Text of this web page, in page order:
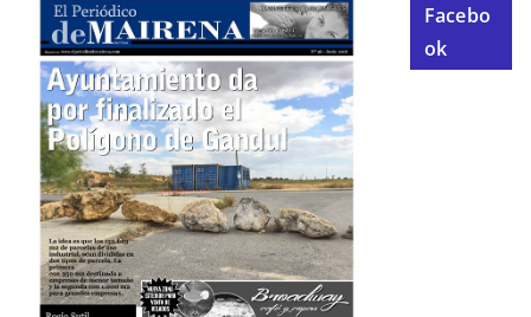
Facebo
ok